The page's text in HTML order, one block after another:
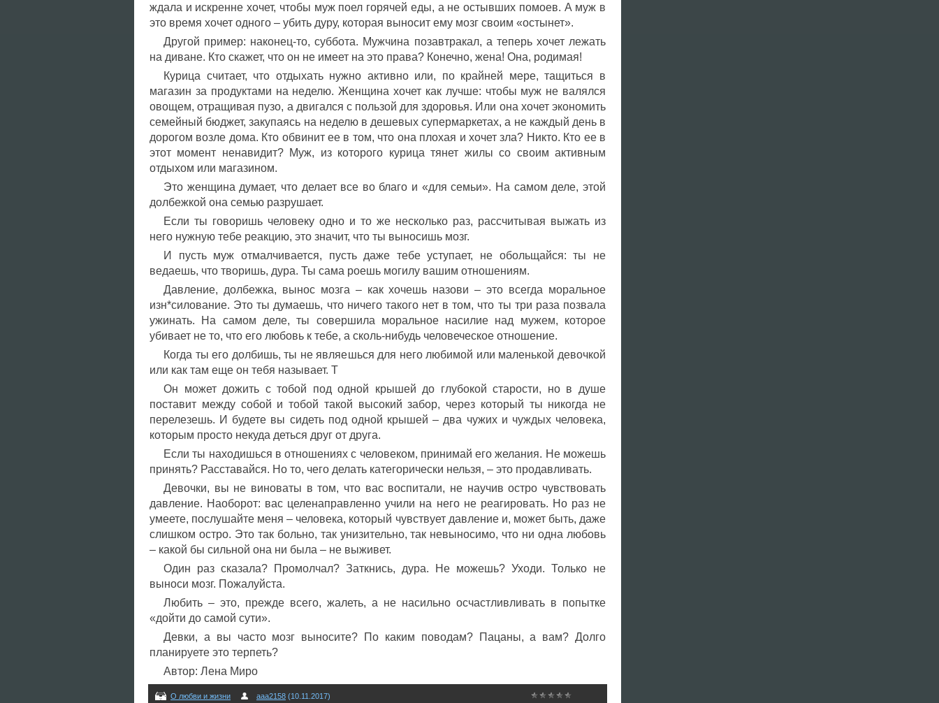
ждала и искренне хочет, чтобы муж поел горячей еды, а не остывших помоев. А муж в
это время хочет одного – убить дуру, которая выносит ему мозг своим «остынет».
Другой пример: наконец-то, суббота. Мужчина позавтракал, а теперь хочет лежать
на диване. Кто скажет, что он не имеет на это права? Конечно, жена! Она, родимая!
Курица считает, что отдыхать нужно активно или, по крайней мере, тащиться в
магазин за продуктами на неделю. Женщина хочет как лучше: чтобы муж не валялся
овощем, отращивая пузо, а двигался с пользой для здоровья. Или она хочет экономить
семейный бюджет, закупаясь на неделю в дешевых супермаркетах, а не каждый день в
дорогом возле дома. Кто обвинит ее в том, что она плохая и хочет зла? Никто. Кто ее в
этот момент ненавидит? Муж, из которого курица тянет жилы со своим активным
отдыхом или магазином.
Это женщина думает, что делает все во благо и «для семьи». На самом деле, этой
долбежкой она семью разрушает.
Если ты говоришь человеку одно и то же несколько раз, рассчитывая выжать из
него нужную тебе реакцию, это значит, что ты выносишь мозг.
И пусть муж отмалчивается, пусть даже тебе уступает, не обольщайся: ты не
ведаешь, что творишь, дура. Ты сама роешь могилу вашим отношениям.
Давление, долбежка, вынос мозга – как хочешь назови – это всегда моральное
изн*силование. Это ты думаешь, что ничего такого нет в том, что ты три раза позвала
ужинать. На самом деле, ты совершила моральное насилие над мужем, которое
убивает не то, что его любовь к тебе, а сколь-нибудь человеческое отношение.
Когда ты его долбишь, ты не являешься для него любимой или маленькой девочкой
или как там еще он тебя называет. Т
Он может дожить с тобой под одной крышей до глубокой старости, но в душе
поставит между собой и тобой такой высокий забор, через который ты никогда не
перелезешь. И будете вы сидеть под одной крышей – два чужих и чуждых человека,
которым просто некуда деться друг от друга.
Если ты находишься в отношениях с человеком, принимай его желания. Не можешь
принять? Расставайся. Но то, чего делать категорически нельзя, – это продавливать.
Девочки, вы не виноваты в том, что вас воспитали, не научив остро чувствовать
давление. Наоборот: вас целенаправленно учили на него не реагировать. Но раз не
умеете, послушайте меня – человека, который чувствует давление и, может быть, даже
слишком остро. Это так больно, так унизительно, так невыносимо, что ни одна любовь
– какой бы сильной она ни была – не выживет.
Один раз сказала? Промолчал? Заткнись, дура. Не можешь? Уходи. Только не
выноси мозг. Пожалуйста.
Любить – это, прежде всего, жалеть, а не насильно осчастливливать в попытке
«дойти до самой сути».
Девки, а вы часто мозг выносите? По каким поводам? Пацаны, а вам? Долго
планируете это терпеть?
Автор: Лена Миро
О любви и жизни aaa2158 (10.11.2017)